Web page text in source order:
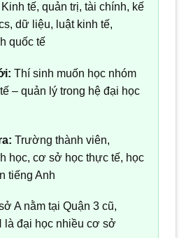
Kinh tế, quản trị, tài chính, kế
dữ liệu, luật kinh tế,
quốc tế
Thí sinh muốn học nhóm
– quản lý trong hệ đại học
Trường thành viên,
học, cơ sở học thực tế, học
tiếng Anh
A nằm tại Quận 3 cũ,
là đại học nhiều cơ sở